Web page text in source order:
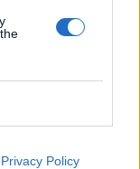
Privacy Policy
τον